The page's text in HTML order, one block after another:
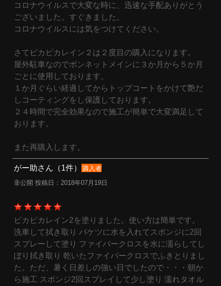
コロナウイルスで大変な時に、迅速な手配ありがとう
ございました。すぐきました。
コロナウイルスには気をつけてください。
さてピカピカレイン２は２度目の購入になります。
屋外駐車なのでボンネットメインに３か月から５か月
ごとに使用しております。
１か月ぐらい経過してからトップコートをかけて艶だ
しコーティングをし保護しております。
２４時間で完全効果なので施工が簡単で大変満足して
おります。
また再購入します。
がー助さん（1件）
購入者
非公開 投稿日：2018年07月19日
ピカピカレイン2を塗りました。使い方は簡単です。
洗車して拭き取り バケツに水を入れてスポンジに2回
スプレーして塗り ファイバークロスを水に濡らしてし
ぼり拭き取り 乾いたファイバークロスでふきとりまし
た。ただ、暑く日差しの強い日でしたので・・・朝か
ら施工 スポンジ2回スプレイして少し塗り 濡れタオル